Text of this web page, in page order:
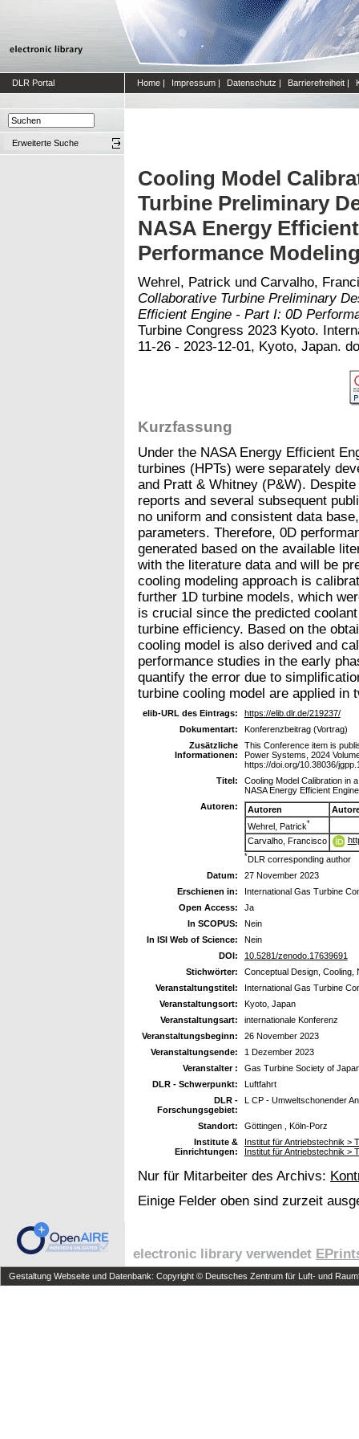
DLR Portal Home | Impressum | Datenschutz | Barrierefreiheit |
Erweiterte Suche
Cooling Model
Turbine Preliminary
NASA Energy
Performance
Wehrel, Patrick und Carvalho,
Collaborative Turbine Preliminary
Efficient Engine - Part I: 0D
Turbine Congress 2023 Kyoto.
11-26 - 2023-12-01, Kyoto, Japan.
Kurzfassung
Under the NASA Energy Efficient
turbines (HPTs) were separately
and Pratt & Whitney (P&W).
reports and several subsequent
no uniform and consistent data
parameters. Therefore, 0D
generated based on the available
with the literature data and will be
cooling modeling approach is
further 1D turbine models, which
is crucial since the predicted
turbine efficiency. Based on the
cooling model is also derived and
performance studies in the early
quantify the error due to
turbine cooling model are applied in
elib-URL des Eintrags:
https://elib.dlr.de/219237/
Dokumentart:
Konferenzbeitrag (Vortrag)
Zusätzliche
Informationen:
This Conference item is
Power Systems, 2024
https://doi.org/10.38036/
Titel:
Cooling Model Calibration in
NASA Energy Efficient
Autoren:
Autoren
Wehrel, Patrick*
Carvalho, Francisco
*DLR corresponding author
Datum:
27 November 2023
Erschienen in:
International Gas Turbine
Open Access:
Ja
In SCOPUS:
Nein
In ISI Web of Science:
Nein
DOI:
10.5281/zenodo.17639691
Stichwörter:
Conceptual Design, Cooling,
Veranstaltungstitel:
International Gas Turbine
Veranstaltungsort:
Kyoto, Japan
Veranstaltungsart:
internationale Konferenz
Veranstaltungsbeginn:
26 November 2023
Veranstaltungsende:
1 Dezember 2023
Veranstalter :
Gas Turbine Society of
DLR - Schwerpunkt:
Luftfahrt
DLR -
Forschungsgebiet:
L CP - Umweltschonender
Standort:
Göttingen , Köln-Porz
Institute &
Einrichtungen:
Institut für Antriebstechnik >
Institut für Antriebstechnik >
Nur für Mitarbeiter des Archivs:
Einige Felder oben sind zurzeit
electronic library verwendet
Gestaltung Webseite und Datenbank: Copyright © Deutsches Zentrum für Luft- und